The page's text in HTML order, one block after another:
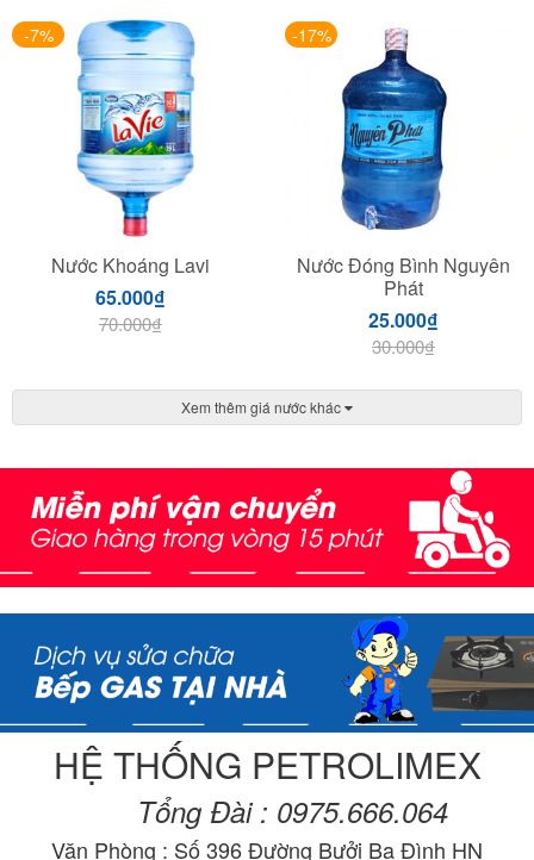
-7%
Nước Khoáng Lavi
70.000₫
65.000₫
-17%
Nước Đóng Bình Nguyên
Phát
30.000₫
25.000₫
Xem thêm giá nước khác
HỆ THỐNG PETROLIMEX
Tổng Đài : 0975.666.064
Văn Phòng : Số 396 Đường Bưởi Ba Đình HN